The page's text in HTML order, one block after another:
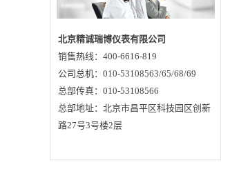
子线路部分自动转换
成物位信号（因为微
磁波到达目标并经反
回所用的时间几乎是
达物位计特点：●天线
尺寸小，便于安装；
损，无污染。●几乎不
对高频物位计工作影
北京精诚瑞博仪表有限公司
销售热线：400-6616-819
公司总机：010-53108563/65/68/69
总部传真：010-53108566
总部地址：北京市昌平区科技园区创新
路27号3号楼2层